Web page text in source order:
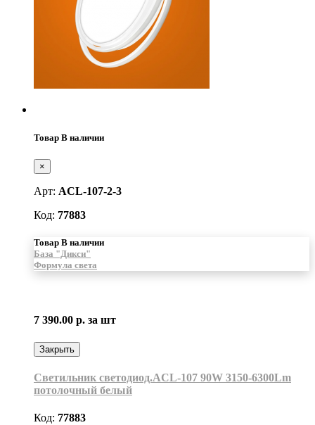
Товар В наличии
×
Арт: ACL-107-2-3
Код: 77883
Товар В наличии
База "Дикси"
Формула света
7 390.00 р. за шт
Закрыть
Светильник светодиод.ACL-107 90W 3150-6300Lm
потолочный белый
Код: 77883